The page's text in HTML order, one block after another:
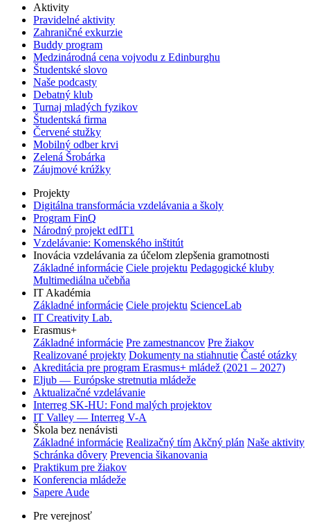
Aktivity
Pravidelné aktivity
Zahraničné exkurzie
Buddy program
Medzinárodná cena vojvodu z Edinburghu
Študentské slovo
Naše podcasty
Debatný klub
Turnaj mladých fyzikov
Študentská firma
Červené stužky
Mobilný odber krvi
Zelená Šrobárka
Záujmové krúžky
Projekty
Digitálna transformácia vzdelávania a školy
Program FinQ
Národný projekt edIT1
Vzdelávanie: Komenského inštitút
Inovácia vzdelávania za účelom zlepšenia gramotnosti
Základné informácie Ciele projektu Pedagogické kluby
Multimediálna učebňa
IT Akadémia
Základné informácie Ciele projektu ScienceLab
IT Creativity Lab.
Erasmus+
Základné informácie Pre zamestnancov Pre žiakov
Realizované projekty Dokumenty na stiahnutie Časté otázky
Akreditácia pre program Erasmus+ mládež (2021 – 2027)
Eljub — Európske stretnutia mládeže
Aktualizačné vzdelávanie
Interreg SK-HU: Fond malých projektov
IT Valley — Interreg V-A
Škola bez nenávisti
Základné informácie Realizačný tím Akčný plán Naše aktivity
Schránka dôvery Prevencia šikanovania
Praktikum pre žiakov
Konferencia mládeže
Sapere Aude
Pre verejnosť